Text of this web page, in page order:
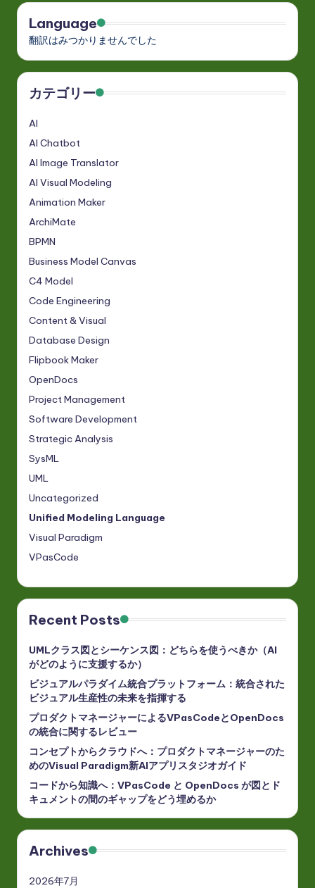
ジ
送
り
Language
翻訳はみつかりませんでした
カテゴリー
AI
AI Chatbot
AI Image Translator
AI Visual Modeling
Animation Maker
ArchiMate
BPMN
Business Model Canvas
C4 Model
Code Engineering
Content & Visual
Database Design
Flipbook Maker
OpenDocs
Project Management
Software Development
Strategic Analysis
SysML
UML
Uncategorized
Unified Modeling Language
Visual Paradigm
VPasCode
Recent Posts
UMLクラス図とシーケンス図：どちらを使うべきか（AI
がどのように支援するか）
ビジュアルパラダイム統合プラットフォーム：統合された
ビジュアル生産性の未来を指揮する
プロダクトマネージャーによるVPasCodeとOpenDocs
の統合に関するレビュー
コンセプトからクラウドへ：プロダクトマネージャーのた
めのVisual Paradigm新AIアプリスタジオガイド
コードから知識へ：VPasCode と OpenDocs が図とド
キュメントの間のギャップをどう埋めるか
Archives
2026年7月